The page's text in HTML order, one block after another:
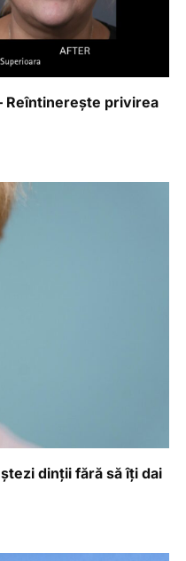
Reîntinerește privirea
dinții fără să îți dai